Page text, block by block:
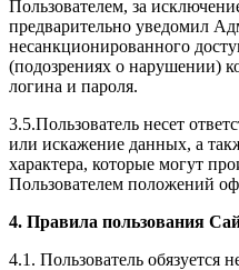
Пользователем, за
предварительно уведомил
несанкционированного
(подозрениях о нарушении)
логина и пароля.
3.5.Пользователь несет
или искажение данных, а
характера, которые могут
Пользователем положений
4. Правила пользования
4.1. Пользователь обязуется